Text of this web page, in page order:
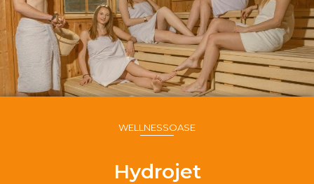
WELLNESSOASE
Hydrojet